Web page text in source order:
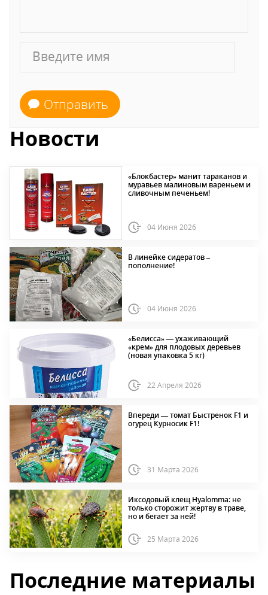
Отправить
Новости
«Блокбастер» манит тараканов и
муравьев малиновым вареньем и
сливочным печеньем!
04 Июня 2026
В линейке сидератов –
пополнение!
04 Июня 2026
«Белисса» — ухаживающий
«крем» для плодовых деревьев
(новая упаковка 5 кг)
22 Апреля 2026
Впереди — томат Быстренок F1 и
огурец Курносик F1!
31 Марта 2026
Иксодовый клещ Hyalomma: не
только сторожит жертву в траве,
но и бегает за ней!
25 Марта 2026
Последние материалы